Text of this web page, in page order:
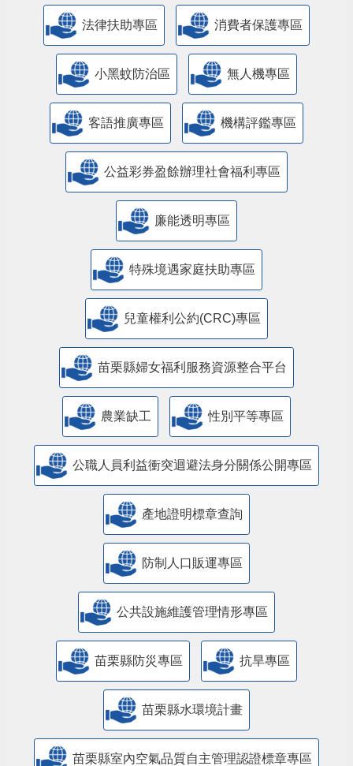
法律扶助專區 消費者保護專區
小黑蚊防治區 無人機專區
客語推廣專區 機構評鑑專區
公益彩券盈餘辦理社會福利專區
廉能透明專區
特殊境遇家庭扶助專區
兒童權利公約(CRC)專區
苗栗縣婦女福利服務資源整合平台
農業缺工 性別平等專區
公職人員利益衝突迴避法身分關係公開專區
產地證明標章查詢
防制人口販運專區
​公共設施維護管理情形專區
苗栗縣防災專區 抗旱專區
苗栗縣水環境計畫
苗栗縣室內空氣品質自主管理認證標章專區